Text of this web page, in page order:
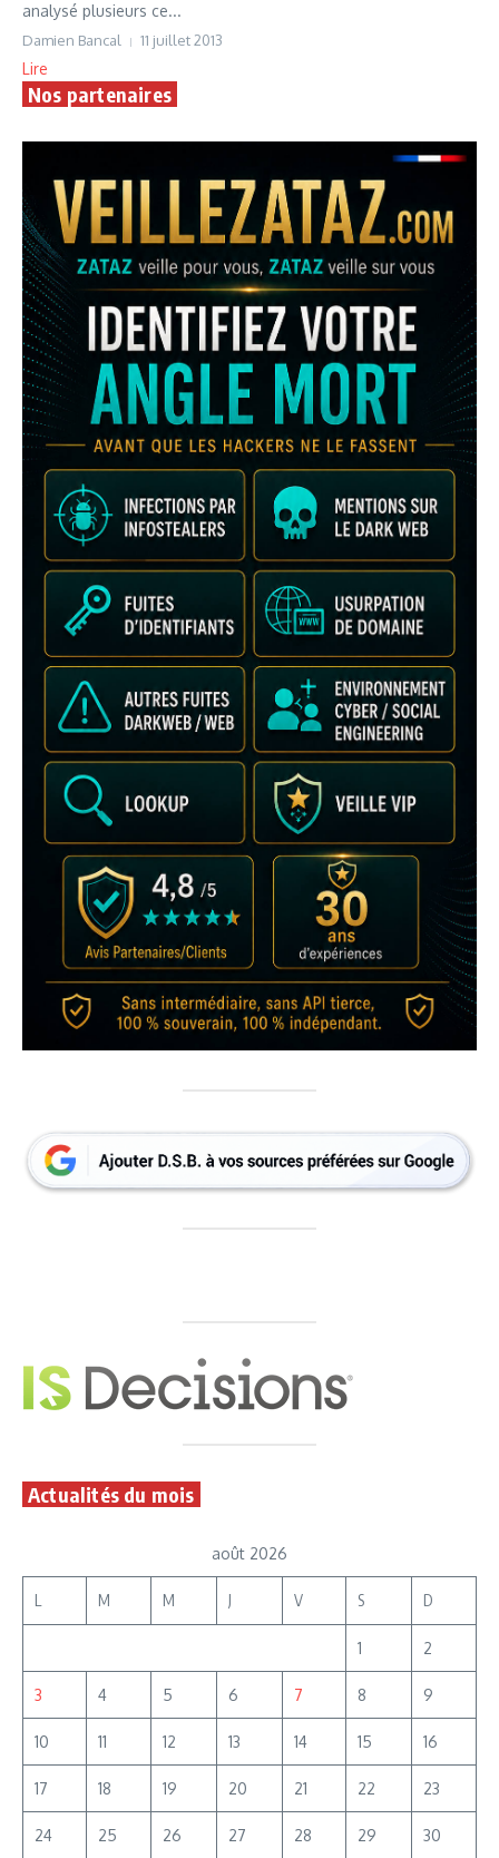
analysé plusieurs ce...
Damien Bancal 11 juillet 2013
Lire
Nos partenaires
Actualités du mois
août 2026
L M M J V S D
1 2
3 4 5 6 7 8 9
10 11 12 13 14 15 16
17 18 19 20 21 22 23
24 25 26 27 28 29 30